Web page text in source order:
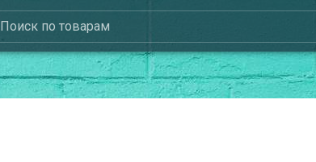
Поиск по товарам